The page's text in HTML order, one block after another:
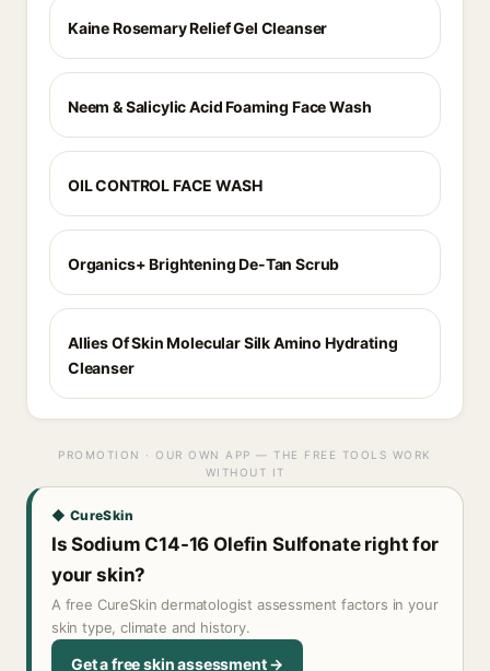
Kaine Rosemary Relief Gel Cleanser
Neem & Salicylic Acid Foaming Face Wash
OIL CONTROL FACE WASH
Organics+ Brightening De-Tan Scrub
Allies Of Skin Molecular Silk Amino Hydrating
Cleanser
PROMOTION · OUR OWN APP — THE FREE TOOLS WORK
WITHOUT IT
◆ CureSkin
Is Sodium C14-16 Olefin Sulfonate right for
your skin?
A free CureSkin dermatologist assessment factors in your
skin type, climate and history.
Get a free skin assessment →